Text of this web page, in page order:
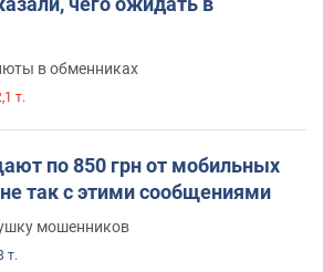
в обменниках
т.
по 850 грн от мобильных
так с этими сообщениями
мошенников
т.